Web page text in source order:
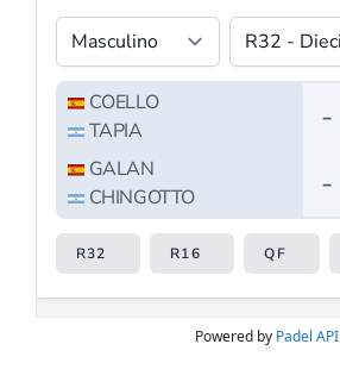
Powered by Padel API